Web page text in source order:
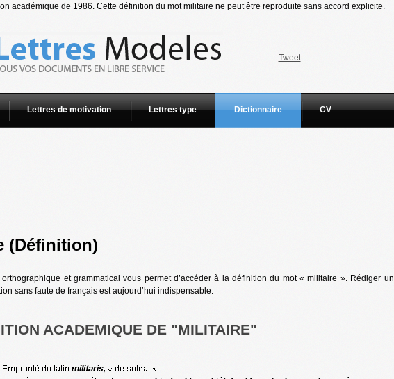
académique de 1986. Cette définition du mot militaire ne peut être reproduite sans accord explicite.
Tweet
Lettres de motivation Lettres type Dictionnaire CV
(Définition)
et grammatical vous permet d’accéder à la définition du mot « militaire ». Rédiger un
sans faute de français est aujourd’hui indispensable.
ACADEMIQUE DE "MILITAIRE"